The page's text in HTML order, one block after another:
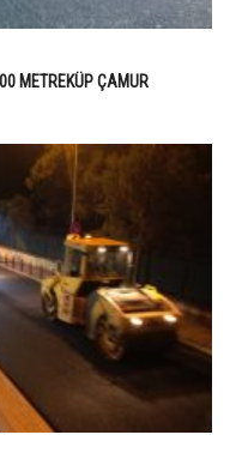
METREKÜP ÇAMUR